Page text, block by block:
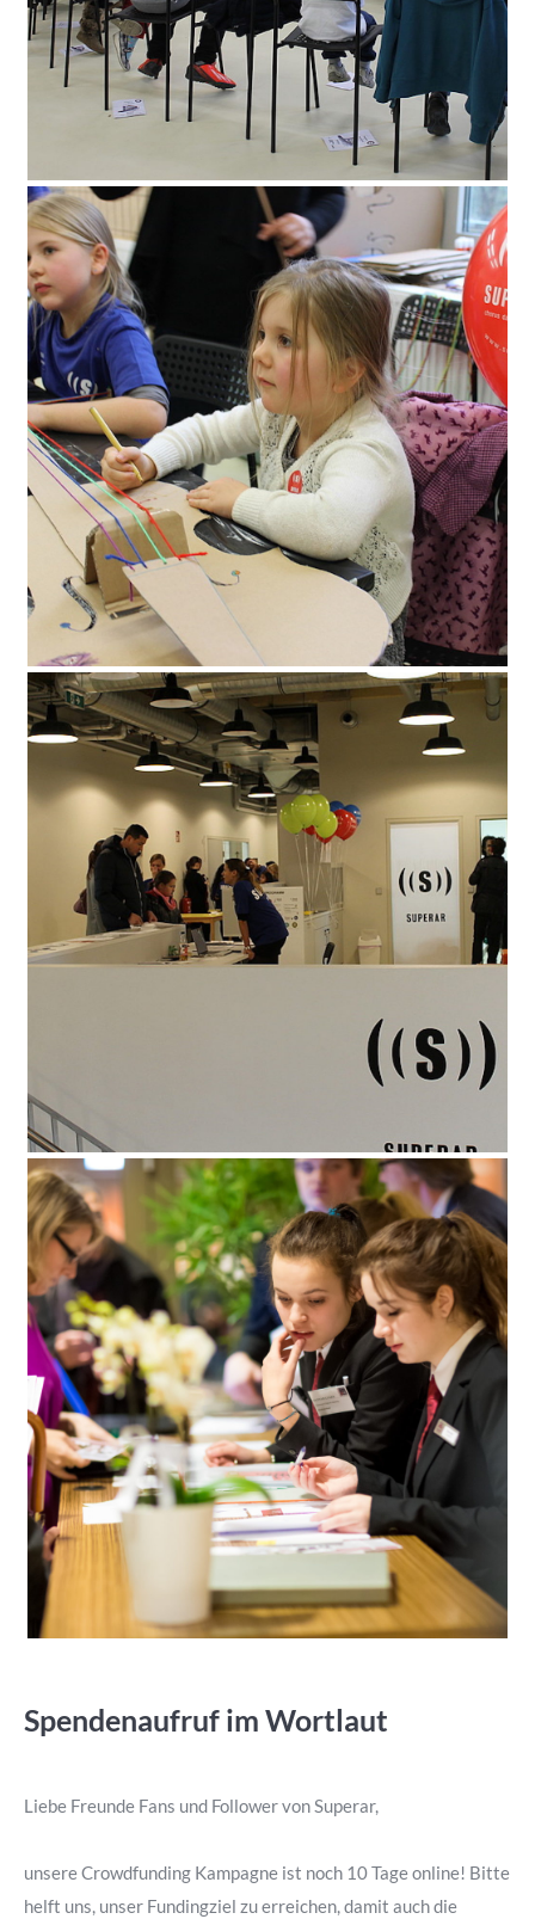
Spendenaufruf im Wortlaut
Liebe Freunde Fans und Follower von Superar,
unsere Crowdfunding Kampagne ist noch 10 Tage online! Bitte
helft uns, unser Fundingziel zu erreichen, damit auch die